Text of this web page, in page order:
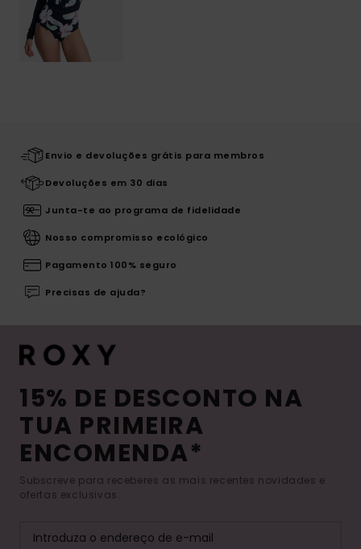
Envio e devoluções grátis para membros
Devoluções em 30 dias
Junta-te ao programa de fidelidade
Nosso compromisso ecológico
Pagamento 100% seguro
Precisas de ajuda?
15% DE DESCONTO NA
TUA PRIMEIRA
ENCOMENDA*
Subscreve para receberes as mais recentes novidades e
ofertas exclusivas.